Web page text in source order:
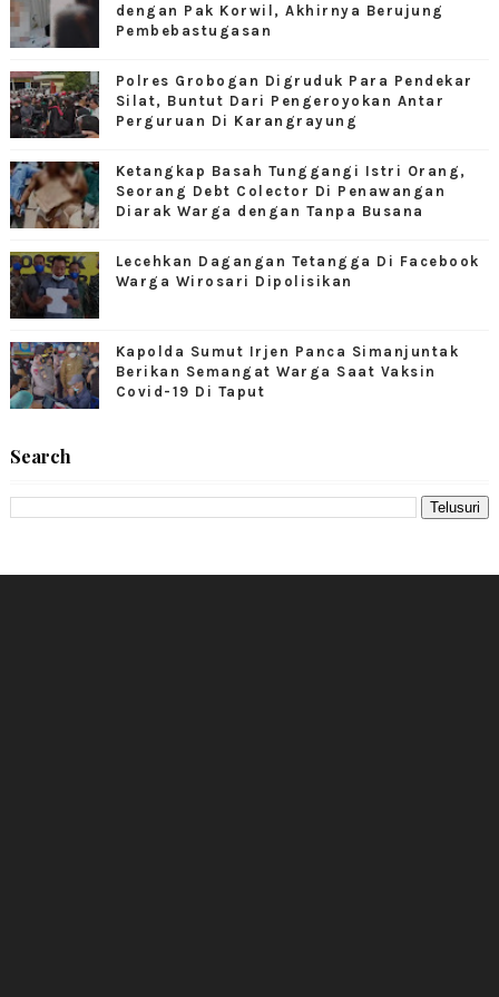
dengan Pak Korwil, Akhirnya Berujung
Pembebastugasan
Polres Grobogan Digruduk Para Pendekar
Silat, Buntut Dari Pengeroyokan Antar
Perguruan Di Karangrayung
Ketangkap Basah Tunggangi Istri Orang,
Seorang Debt Colector Di Penawangan
Diarak Warga dengan Tanpa Busana
Lecehkan Dagangan Tetangga Di Facebook
Warga Wirosari Dipolisikan
Kapolda Sumut Irjen Panca Simanjuntak
Berikan Semangat Warga Saat Vaksin
Covid-19 Di Taput
Search